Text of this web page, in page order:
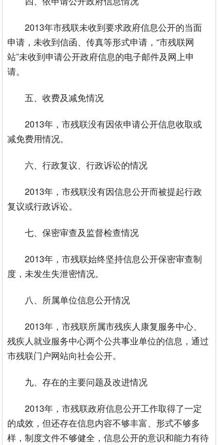
2013年市残联未收到要求政府信息公开的当面
申请，未收到信函、传真等形式申请，“市残联网
站”未收到申请公开政府信息的电子邮件及网上申
请。
五、收费及减免情况
2013年，市残联没有因依申请公开信息收取或
减免费用情况。
六、行政复议、行政诉讼的情况
2013年，市残联没有因信息公开而被提起行政
复议或行政诉讼。
七、保密审查及监督检查情况
2013年，市残联始终坚持信息公开保密审查制
度，未发生失泄密情况。
八、所属单位信息公开情况
2013年，市残联所属市残疾人康复服务中心、
残疾人就业服务中心两个公共事业单位的信息，通过
市残联门户网站向社会公开。
九、存在的主要问题及改进情况
2013年，市残联政府信息公开工作取得了一定
的成效，但还存在信息内容不够丰富、形式不够多
样，制度文件不够健全，信息公开的意识和能力有待